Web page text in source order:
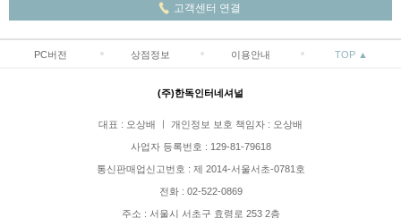
고객센터 연결
PC버전 상점정보 이용안내 TOP ▲
(주)한독인터네셔널
대표 : 오상배 ㅣ 개인정보 보호 책임자 : 오상배
사업자 등록번호 : 129-81-79618
통신판매업신고번호 : 제 2014-서울서초-0781호
전화 : 02-522-0869
주소 : 서울시 서초구 효령로 253 2층